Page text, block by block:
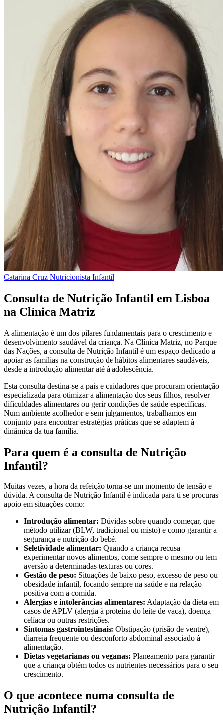
Catarina Cruz Nutricionista Infantil
Consulta de Nutrição Infantil em Lisboa
na Clínica Matriz
A alimentação é um dos pilares fundamentais para o crescimento e
desenvolvimento saudável da criança. Na Clínica Matriz, no Parque
das Nações, a consulta de Nutrição Infantil é um espaço dedicado a
apoiar as famílias na construção de hábitos alimentares saudáveis,
desde a introdução alimentar até à adolescência.
Esta consulta destina-se a pais e cuidadores que procuram orientação
especializada para otimizar a alimentação dos seus filhos, resolver
dificuldades alimentares ou gerir condições de saúde específicas.
Num ambiente acolhedor e sem julgamentos, trabalhamos em
conjunto para encontrar estratégias práticas que se adaptem à
dinâmica da tua família.
Para quem é a consulta de Nutrição
Infantil?
Muitas vezes, a hora da refeição torna-se um momento de tensão e
dúvida. A consulta de Nutrição Infantil é indicada para ti se procuras
apoio em situações como:
Introdução alimentar: Dúvidas sobre quando começar, que
método utilizar (BLW, tradicional ou misto) e como garantir a
segurança e nutrição do bebé.
Seletividade alimentar: Quando a criança recusa
experimentar novos alimentos, come sempre o mesmo ou tem
aversão a determinadas texturas ou cores.
Gestão de peso: Situações de baixo peso, excesso de peso ou
obesidade infantil, focando sempre na saúde e na relação
positiva com a comida.
Alergias e intolerâncias alimentares: Adaptação da dieta em
casos de APLV (alergia à proteína do leite de vaca), doença
celíaca ou outras restrições.
Sintomas gastrointestinais: Obstipação (prisão de ventre),
diarreia frequente ou desconforto abdominal associado à
alimentação.
Dietas vegetarianas ou veganas: Planeamento para garantir
que a criança obtém todos os nutrientes necessários para o seu
crescimento.
O que acontece numa consulta de
Nutrição Infantil?